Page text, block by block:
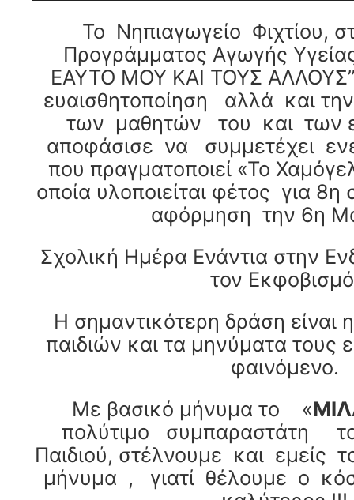
Το Νηπιαγωγείο Φιχτίου,
Προγράμματος Αγωγής
ΕΑΥΤΟ ΜΟΥ ΚΑΙ ΤΟΥΣ
ευαισθητοποίηση αλλά και
των μαθητών του και των
αποφάσισε να συμμετέχει
που πραγματοποιεί «Το
οποία υλοποιείται φέτος για
αφόρμηση την 6η
Σχολική Ημέρα Ενάντια στην
τον
Η σημαντικότερη δράση είναι
παιδιών και τα μηνύματα τους
φαινόμενο.
Με βασικό μήνυμα το «
πολύτιμο συμπαραστάτη
Παιδιού, στέλνουμε και εμείς
μήνυμα , γιατί θέλουμε ο